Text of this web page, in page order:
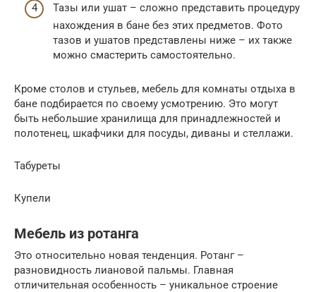
Тазы или ушат – сложно представить процедуру
нахождения в бане без этих предметов. Фото
тазов и ушатов представлены ниже – их также
можно смастерить самостоятельно.
Кроме столов и стульев, мебель для комнаты отдыха в
бане подбирается по своему усмотрению. Это могут
быть небольшие хранилища для принадлежностей и
полотенец, шкафчики для посуды, диваны и стеллажи.
Табуреты
Купели
Мебель из ротанга
Это относительно новая тенденция. Ротанг –
разновидность лиановой пальмы. Главная
отличительная особенность – уникальное строение